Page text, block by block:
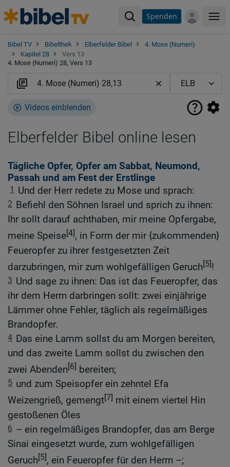
Spenden
Bibel TV Bibelthek Elberfelder Bibel
4. Mose (Numeri)
Kapitel 28
Vers 13
4. Mose (Numeri) 28, Vers 13
Videos einblenden
Elberfelder Bibel online lesen
Tägliche Opfer, Opfer am Sabbat, Neumond,
Passah und am Fest der Erstlinge
1 Und der Herr redete zu Mose und sprach:
2 Befiehl den Söhnen Israel und sprich zu ihnen:
Ihr sollt darauf achthaben, mir meine Opfergabe,
meine Speise[4], in Form der mir {zukommenden}
Feueropfer zu ihrer festgesetzten Zeit
darzubringen, mir zum wohlgefälligen Geruch[5]!
3 Und sage zu ihnen: Das ist das Feueropfer, das
ihr dem Herrn darbringen sollt: zwei einjährige
Lämmer ohne Fehler, täglich als regelmäßiges
Brandopfer.
4 Das eine Lamm sollst du am Morgen bereiten,
und das zweite Lamm sollst du zwischen den
zwei Abenden[6] bereiten;
5 und zum Speisopfer ein zehntel Efa
Weizengrieß, gemengt[7] mit einem viertel Hin
gestoßenen Öles
6 – ein regelmäßiges Brandopfer, das am Berge
Sinai eingesetzt wurde, zum wohlgefälligen
Geruch[5], ein Feueropfer für den Herrn –;